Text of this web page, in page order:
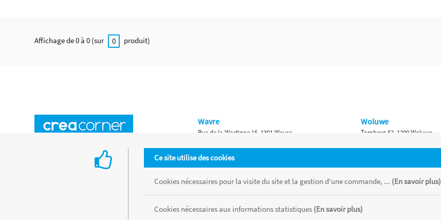
Affichage de 0 à 0 (sur 0 produit)
Ce site utilise des cookies
Cookies nécessaires pour la visite du site et la gestion d'une commande, ... (En savoir plus)
Cookies nécessaires aux informations statistiques (En savoir plus)
Wavre
Rue de la Wastinne 15, 1301 Wavre
Waterloo
Chaussée de Bruxelles 315, 1410 Waterloo
Woluwe
Tomberg 52, 1200 Woluwe
Namur